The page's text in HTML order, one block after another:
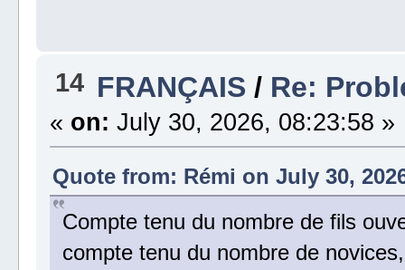
14 FRANÇAIS / Re:
« on: July 30, 2026, 08:23:58 »
Quote from: Rémi on July 30,
Compte tenu du nombre de fils
compte tenu du nombre de